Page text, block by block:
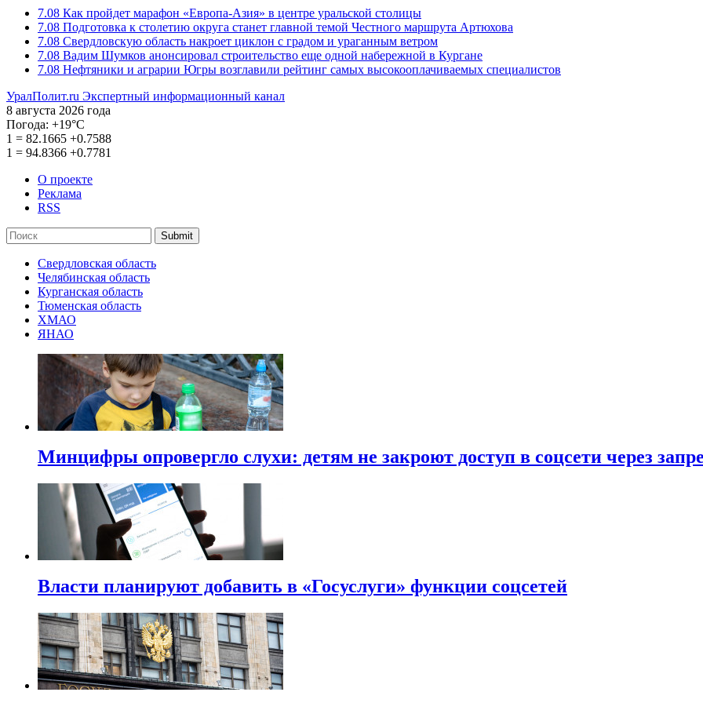
7.08 Как пройдет марафон «Европа-Азия» в центре уральской столицы
7.08 Подготовка к столетию округа станет главной темой Честного маршрута Артюхова
7.08 Свердловскую область накроет циклон с градом и ураганным ветром
7.08 Вадим Шумков анонсировал строительство еще одной набережной в Кургане
7.08 Нефтяники и аграрии Югры возглавили рейтинг самых высокооплачиваемых специалистов
УралПолит.ru Экспертный информационный канал
8 августа 2026 года
Погода: +19°С
1 = 82.1665 +0.7588
1 = 94.8366 +0.7781
О проекте
Реклама
RSS
Submit
Свердловская область
Челябинская область
Курганская область
Тюменская область
ХМАО
ЯНАО
Минцифры опровергло слухи: детям не закроют доступ в соцсети через
Власти планируют добавить в «Госуслуги» функции соцсетей